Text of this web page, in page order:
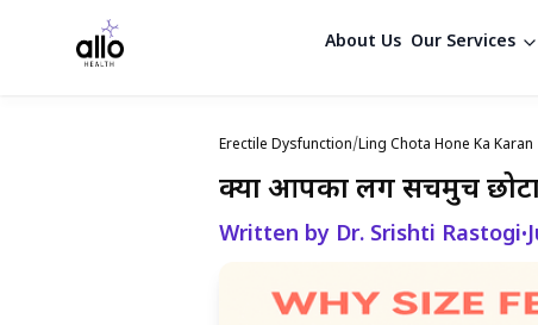
About Us Our Services
Erectile Dysfunction/Ling Chota Hone Ka Karan
क्या आपका लिंग सचमुच छोटा
Written by Dr. Srishti Rastogi•